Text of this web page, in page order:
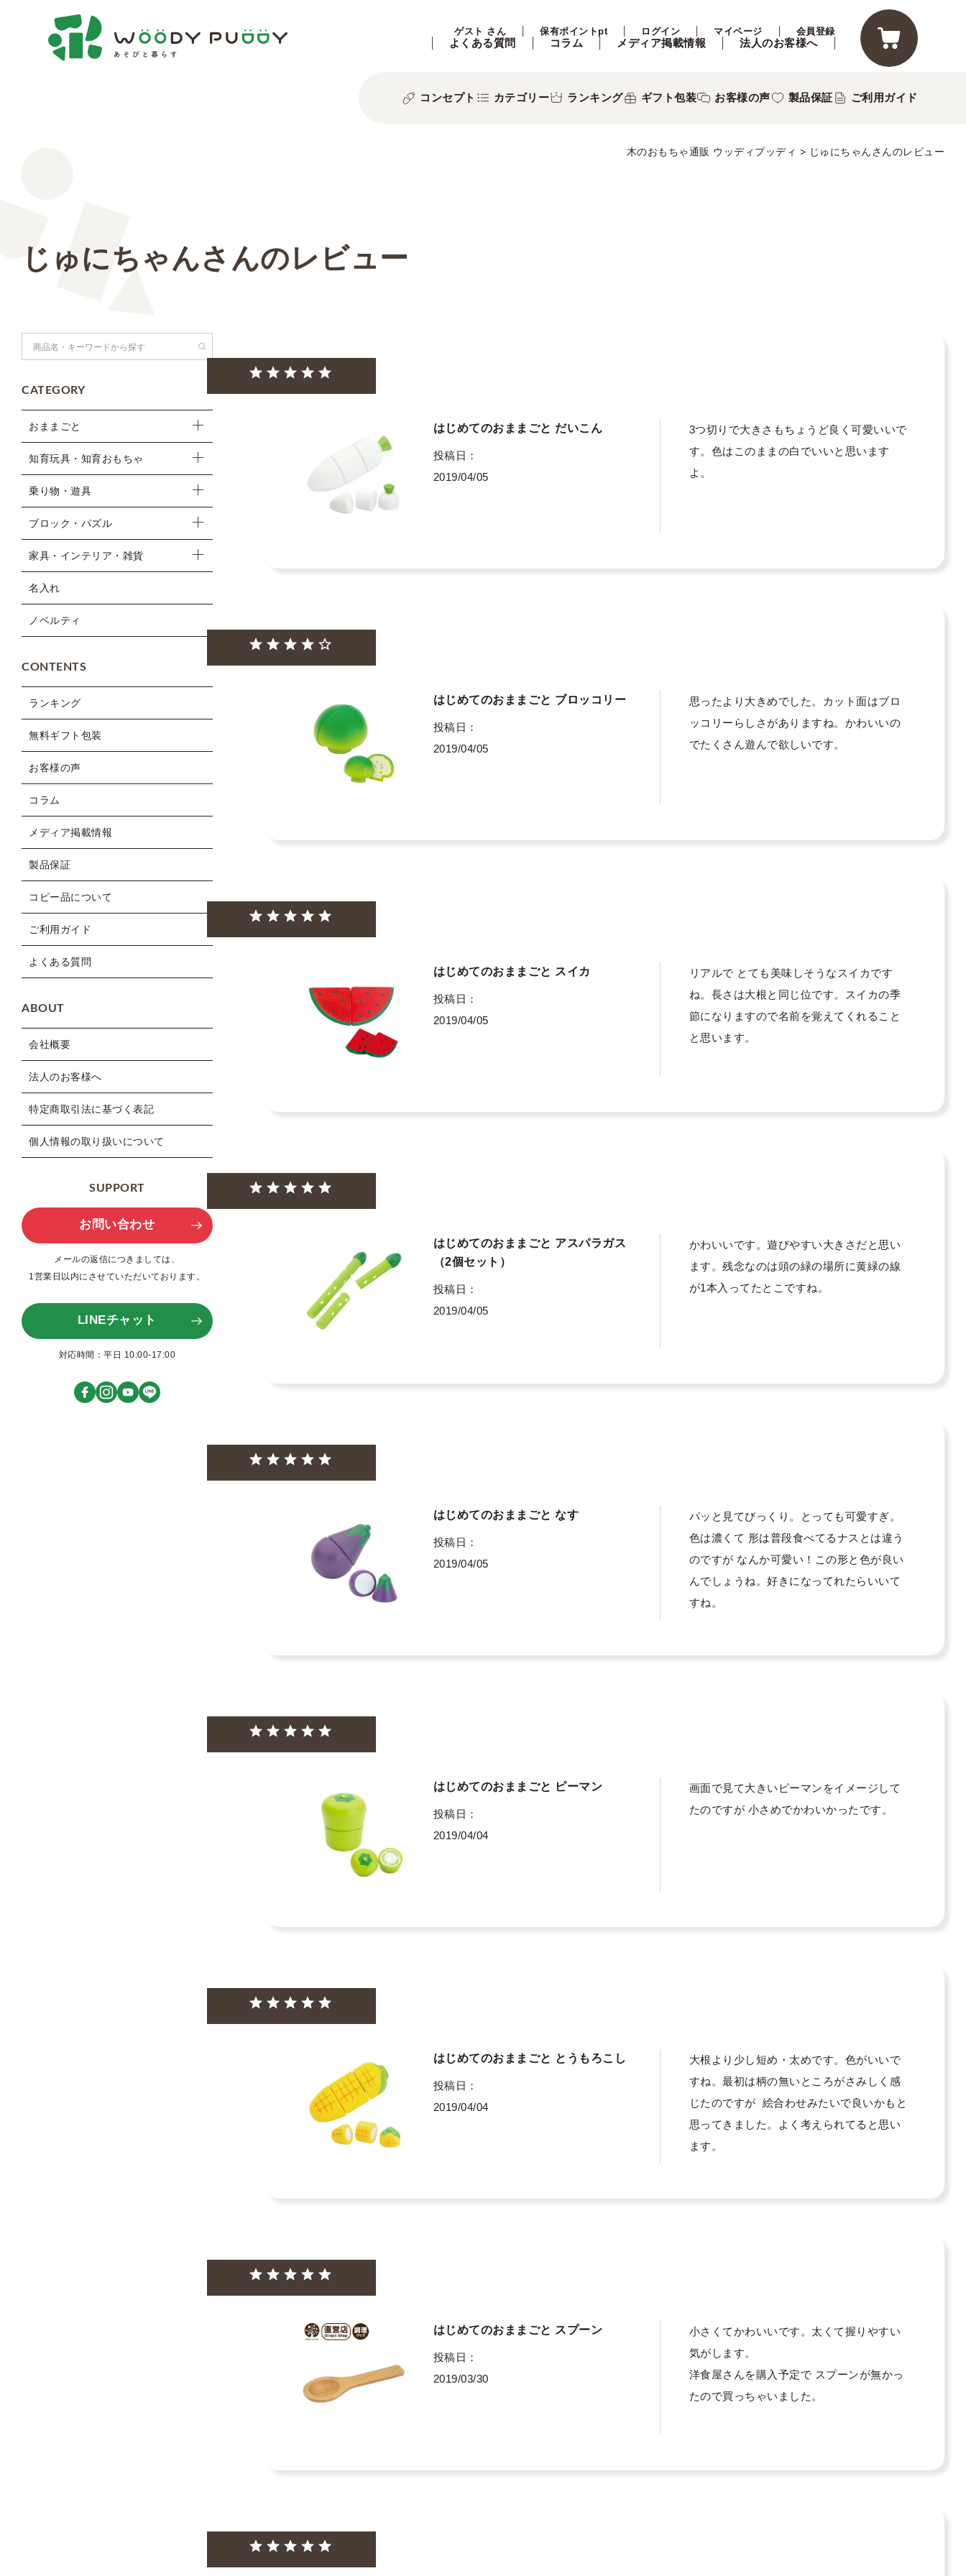
ゲスト さん 保有ポイントpt ログイン マイページ 会員登録
よくある質問 コラム メディア掲載情報 法人のお客様へ
コンセプト カテゴリー ランキング ギフト包装 お客様の声 製品保証 ご利用ガイド
木のおもちゃ通販 ウッディプッディ じゅにちゃんさんのレビュー
じゅにちゃんさんのレビュー
CATEGORY
おままごと
知育玩具・知育おもちゃ
乗り物・遊具
ブロック・パズル
家具・インテリア・雑貨
名入れ
ノベルティ
CONTENTS
ランキング
無料ギフト包装
お客様の声
コラム
メディア掲載情報
製品保証
コピー品について
ご利用ガイド
よくある質問
ABOUT
会社概要
法人のお客様へ
特定商取引法に基づく表記
個人情報の取り扱いについて
SUPPORT
お問い合わせ
メールの返信につきましては、
1営業日以内にさせていただいております。
LINEチャット
対応時間：平日 10:00-17:00
はじめてのおままごと だいこん
投稿日
2019/04/05
3つ切りで大きさもちょうど良く可愛いいで
す。色はこのままの白でいいと思います
よ。
はじめてのおままごと ブロッコリー
投稿日
2019/04/05
思ったより大きめでした。カット面はブロ
ッコリーらしさがありますね。かわいいの
でたくさん遊んで欲しいです。
はじめてのおままごと スイカ
投稿日
2019/04/05
リアルで とても美味しそうなスイカです
ね。長さは大根と同じ位です。スイカの季
節になりますので名前を覚えてくれること
と思います。
はじめてのおままごと アスパラガス
（2個セット）
投稿日
2019/04/05
かわいいです。遊びやすい大きさだと思い
ます。残念なのは頭の緑の場所に黄緑の線
が1本入ってたとこですね。
はじめてのおままごと なす
投稿日
2019/04/05
パッと見てびっくり。とっても可愛すぎ。
色は濃くて 形は普段食べてるナスとは違う
のですが なんか可愛い！この形と色が良い
んでしょうね。好きになってれたらいいて
すね。
はじめてのおままごと ピーマン
投稿日
2019/04/04
画面で見て大きいピーマンをイメージして
たのですが 小さめでかわいかったです。
はじめてのおままごと とうもろこし
投稿日
2019/04/04
大根より少し短め・太めです。色がいいで
すね。最初は柄の無いところがさみしく感
じたのですが  絵合わせみたいで良いかもと
思ってきました。よく考えられてると思い
ます。
はじめてのおままごと スプーン
投稿日
2019/03/30
小さくてかわいいです。太くて握りやすい
気がします。
洋食屋さんを購入予定で スプーンが無かっ
たので買っちゃいました。